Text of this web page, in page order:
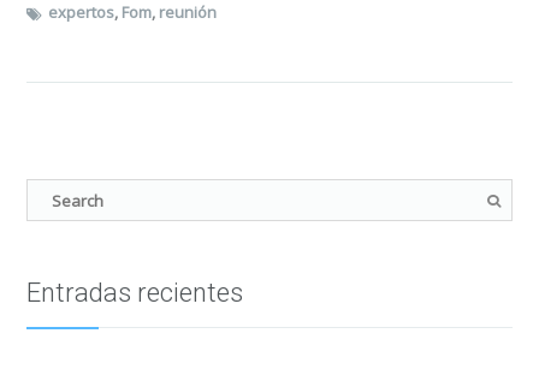
expertos, Fom, reunión
Entradas recientes